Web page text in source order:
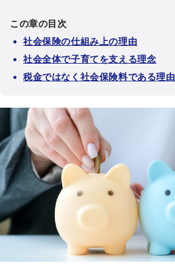
この章の目次
社会保険の仕組み上の理由
社会全体で子育てを支える理念
税金ではなく社会保険料である理由